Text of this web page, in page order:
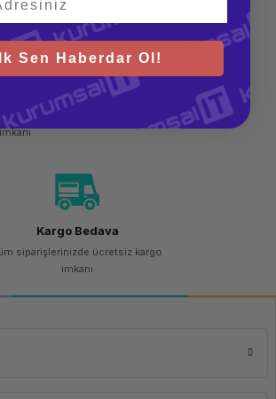
hale getirmek için önemli bir avantaj sağlar.
Optik Bağlantısı ve
Menzilli İletim
SFP LC LX Transceiver, LC konektör tipine sahip fiber
uygundur. LX, 1310 nm dalga boyunda çalışarak uzun
sağlar. 10km'ye kadar olan uzaklıkta güvenilir ve hızlı
siparişlerde
Güvenli Alışveriş
256 bit SSL sertifikası
Kargo Bedava
siparişlerinizde ücretsiz kargo
imkanı
İlk Sen Haberdar Ol!